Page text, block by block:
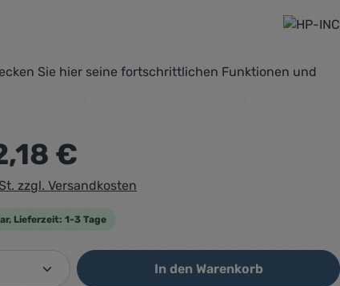
Sie hier seine fortschrittlichen Funktionen und
€
zzgl. Versandkosten
Lieferzeit: 1-3 Tage
Gib den gewünschten Wert
In den Warenkorb